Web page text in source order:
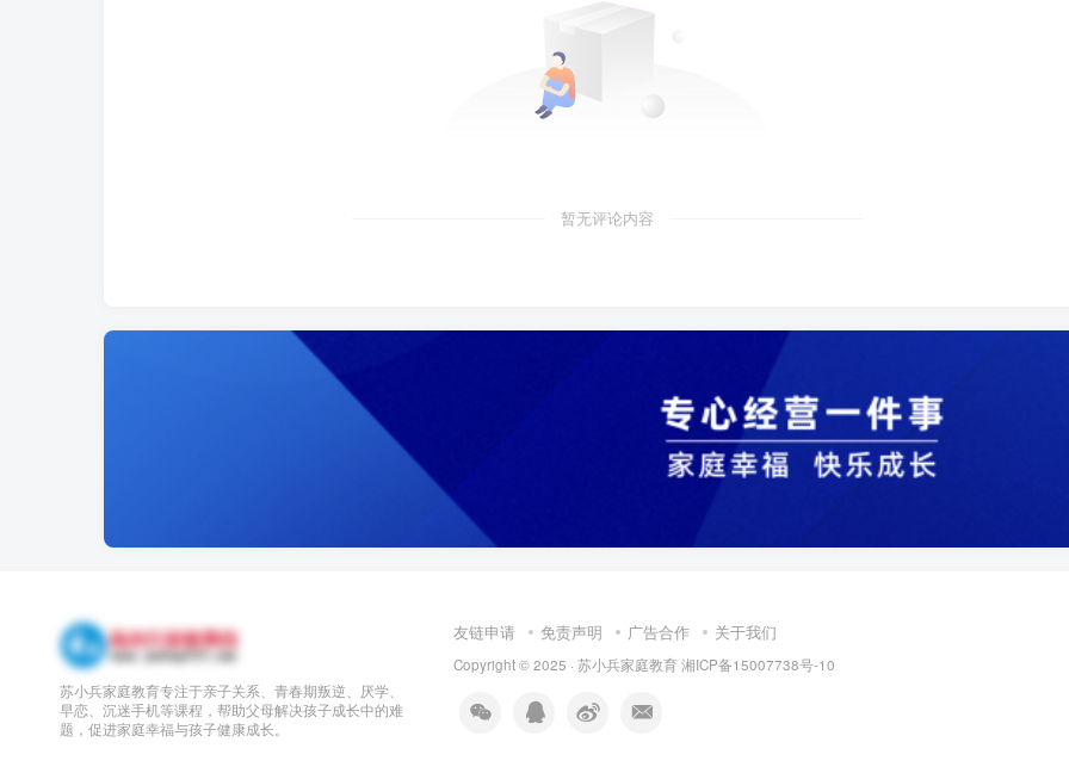
暂无评论内容
苏小兵家庭教育专注于亲子关系、青春期叛逆、厌学、
早恋、沉迷手机等课程，帮助父母解决孩子成长中的难
题，促进家庭幸福与孩子健康成长。
友链申请 免责声明 广告合作 关于我们
Copyright © 2025 · 苏小兵家庭教育湘ICP备15007738号-10